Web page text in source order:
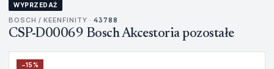
WYPRZEDAŻ
BOSCH / KEENFINITY · 43788
CSP-D00069 Bosch Akcestoria pozostałe
−15%